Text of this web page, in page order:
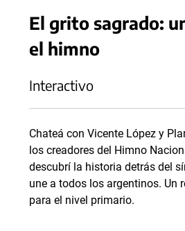
El grito sagrado:
el himno
Interactivo
Chateá con Vicente López y
los creadores del Himno
descubrí la historia detrás del
une a todos los argentinos. Un
para el nivel primario.